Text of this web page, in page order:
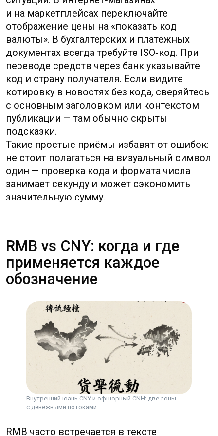
Внутренний юань CNY и офшорный CNH: две зоны
с денежными потоками.
✦«Для бухгалтерского учёта
используемый код валюты — CNY;
при импорте данных из платёжной
системы все записи маппируются
на код CNY для консолидации
отчётности.»
Несколько практических советов, которые
экономят время и минимизируют ошибки:
✦ В платёжных поручениях и форме
выставления счетов всегда указывайте
ISO‑код вместе с текстовым названием
валюты.
✦Если платёж получают за пределами
материка, уточняйте, требуется ли CNH,
и куда должен поступать перевод.
✦При обмене валют сопоставляйте
не только значение символа,
но и источник котировки: биржевой
Разменные единицы: цзяо,
фэнь и как считать копейки